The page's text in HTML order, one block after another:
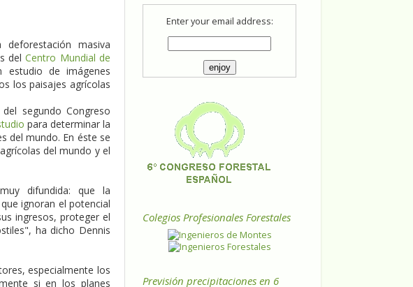
masiva
delCentro Mundial de
estudio de imágenes
los paisajes agrícolas
segundo Congreso
para determinar la
del mundo. En éste se
del mundo y el
difundida: que la
ignoran el potencial
ingresos, proteger el
ha dicho Dennis
especialmente los
si en los planes
Enter your email address:
Colegios Profesionales Forestales
Previsión precipitaciones en 6